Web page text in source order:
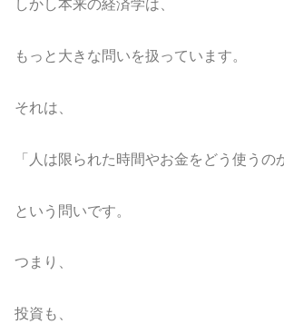
しかし本来の経済学は、
もっと大きな問いを扱っています。
それは、
「人は限られた時間やお金をどう使うの
という問いです。
つまり、
投資も、